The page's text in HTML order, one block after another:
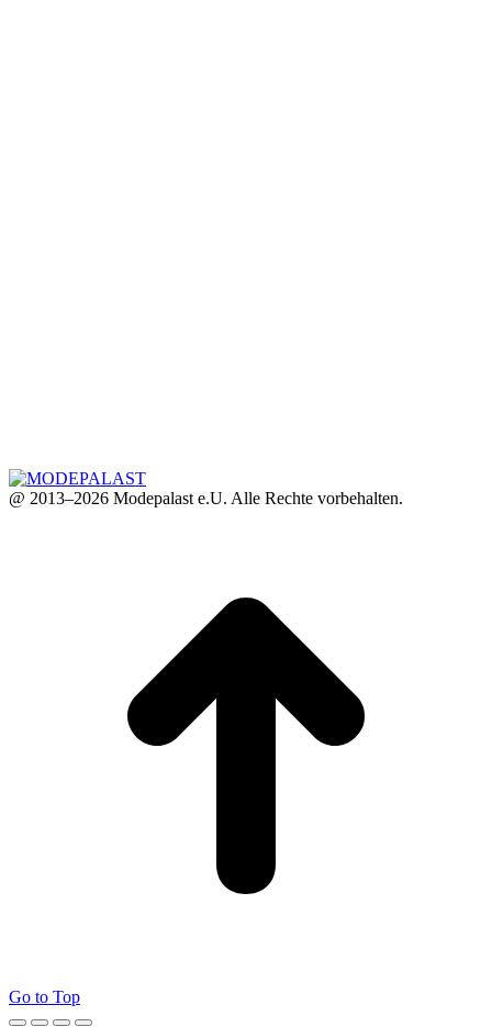
@ 2013–2026 Modepalast e.U. Alle Rechte vorbehalten.
Go to Top